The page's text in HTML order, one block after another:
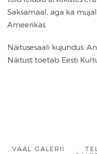
Saksamaal, aga ka
Ameerikas.
Näitusesaali kujundus:
Näitust toetab Eesti
VAAL GALERII ·